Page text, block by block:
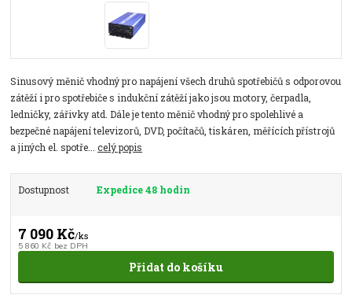
Sinusový měnič vhodný pro napájení všech druhů spotřebičů s odporovou
zátěží i pro spotřebiče s indukční zátěží jako jsou motory, čerpadla,
ledničky, zářivky atd. Dále je tento měnič vhodný pro spolehlivé a
bezpečné napájení televizorů, DVD, počítačů, tiskáren, měřících přístrojů
a jiných el. spotře...celý popis
Dostupnost Expedice 48 hodin
7 090 Kč/ks
5 860 Kč bez DPH
Přidat do košíku